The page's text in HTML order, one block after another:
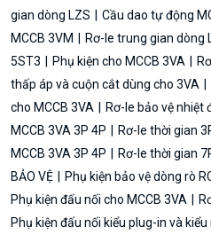
gian dòng LZS
Cầu dao tự động
MCCB 3VM
Rơ-le trung gian dòng
5ST3
Phụ kiện cho MCCB 3VA
thấp áp và cuộn cắt dùng cho 3VA
cho MCCB 3VA
Rơ-le bảo vệ nhiệt
MCCB 3VA 3P 4P
Rơ-le thời gian
MCCB 3VA 3P 4P
Rơ-le thời gian
BẢO VỆ
Phụ kiện bảo vệ dòng rò
Phụ kiện đấu nối cho MCCB 3VA
Phụ kiện đấu nối kiểu plug-in và